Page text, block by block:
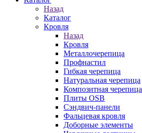
Назад
Каталог
Кровля
Назад
Кровля
Металлочерепица
Профнастил
Гибкая черепица
Натуральная черепица
Композитная черепица
Плиты OSB
Сэндвич-панели
Фальцевая кровля
Доборные элементы